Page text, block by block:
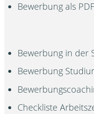
Bewerbung als PDF
Bewerbung in der
Bewerbung
Checkliste